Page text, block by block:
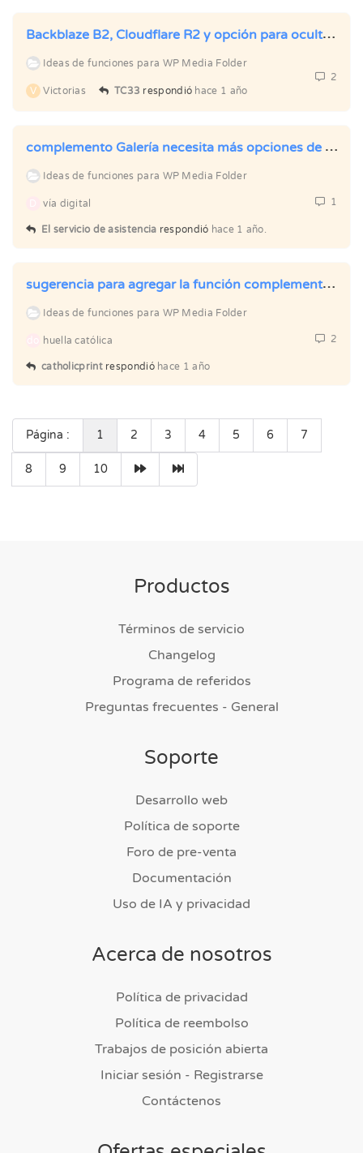
Backblaze B2, Cloudflare R2 y opción para ocultarse de los no administradores.
Ideas de funciones para WP Media Folder
V Victorias TC33 respondió hace 1 año
2
complemento Galería necesita más opciones de paginación y cambios en el código corto
Ideas de funciones para WP Media Folder
vía digital
El servicio de asistencia respondió hace 1 año.
1
sugerencia para agregar la función complementaria de carpeta de galería
Ideas de funciones para WP Media Folder
huella católica
catholicprint respondió hace 1 año
2
Página : 1 2 3 4 5 6 7
8 9 10
Productos
Términos de servicio
Changelog
Programa de referidos
Preguntas frecuentes - General
Soporte
Desarrollo web
Política de soporte
Foro de pre-venta
Documentación
Uso de IA y privacidad
Acerca de nosotros
Política de privacidad
Política de reembolso
Trabajos de posición abierta
Iniciar sesión - Registrarse
Contáctenos